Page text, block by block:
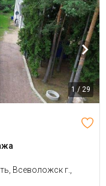
1 / 29
Всеволожск г.,